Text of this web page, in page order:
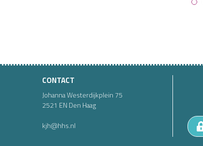
CONTACT
Johanna Westerdijkplein75
2521 ENDen Haag
kjh@hhs.nl